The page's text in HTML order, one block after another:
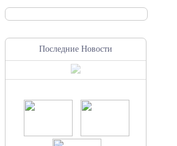
Последние Новости